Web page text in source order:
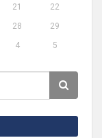
21
22
28
29
4 5